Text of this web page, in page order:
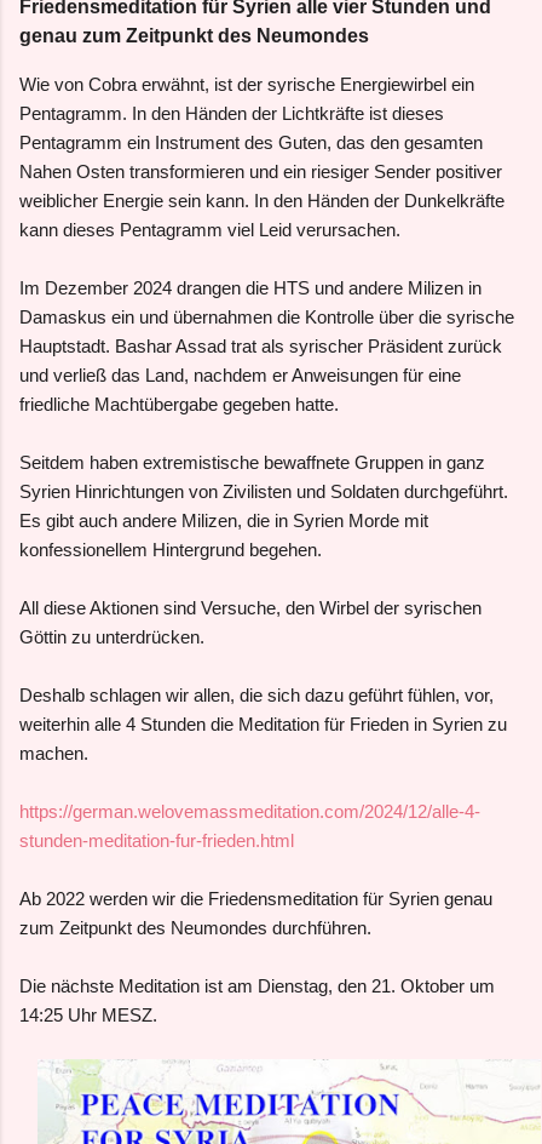
Friedensmeditation für Syrien alle vier Stunden und
genau zum Zeitpunkt des Neumondes
Wie von Cobra erwähnt, ist der syrische Energiewirbel ein
Pentagramm. In den Händen der Lichtkräfte ist dieses
Pentagramm ein Instrument des Guten, das den gesamten
Nahen Osten transformieren und ein riesiger Sender positiver
weiblicher Energie sein kann. In den Händen der Dunkelkräfte
kann dieses Pentagramm viel Leid verursachen.
Im Dezember 2024 drangen die HTS und andere Milizen in
Damaskus ein und übernahmen die Kontrolle über die syrische
Hauptstadt. Bashar Assad trat als syrischer Präsident zurück
und verließ das Land, nachdem er Anweisungen für eine
friedliche Machtübergabe gegeben hatte.
Seitdem haben extremistische bewaffnete Gruppen in ganz
Syrien Hinrichtungen von Zivilisten und Soldaten durchgeführt.
Es gibt auch andere Milizen, die in Syrien Morde mit
konfessionellem Hintergrund begehen.
All diese Aktionen sind Versuche, den Wirbel der syrischen
Göttin zu unterdrücken.
Deshalb schlagen wir allen, die sich dazu geführt fühlen, vor,
weiterhin alle 4 Stunden die Meditation für Frieden in Syrien zu
machen.
https://german.welovemassmeditation.com/2024/12/alle-4-
stunden-meditation-fur-frieden.html
Ab 2022 werden wir die Friedensmeditation für Syrien genau
zum Zeitpunkt des Neumondes durchführen.
Die nächste Meditation ist am Dienstag, den 21. Oktober um
14:25 Uhr MESZ.